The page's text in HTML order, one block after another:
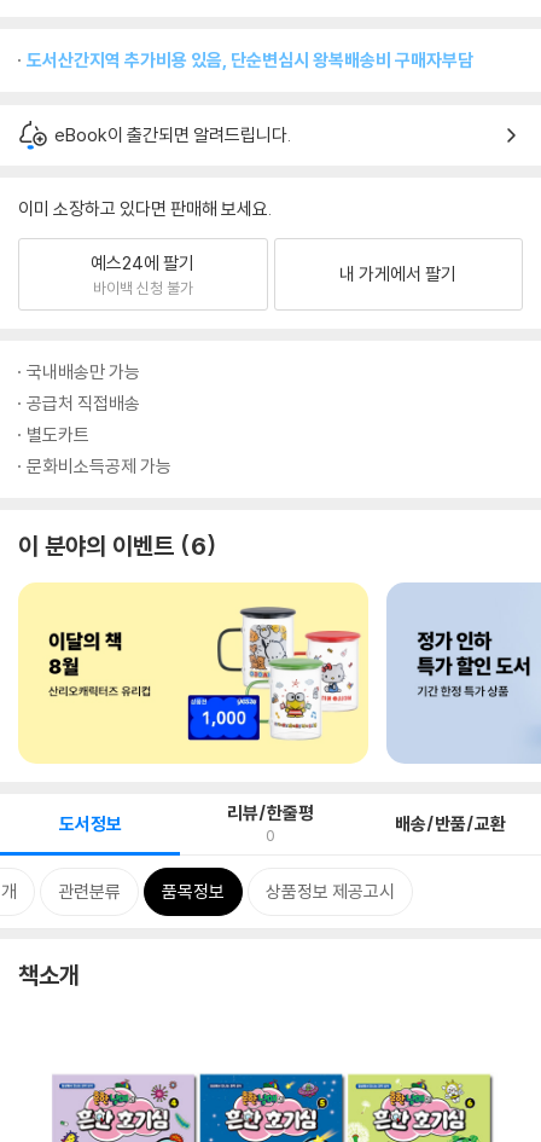
도서산간지역 추가비용 있음, 단순변심시 왕복배송비 구매자부담
eBook이 출간되면 알려드립니다.
이미 소장하고 있다면 판매해 보세요.
예스24에 팔기
바이백 신청 불가
내 가게에서 팔기
국내배송만 가능
공급처 직접배송
별도카트
문화비소득공제 가능
이 분야의 이벤트 6
도서정보 리뷰/한줄평
0 배송/반품/교환
관련분류 품목정보 상품정보 제공고시
책소개